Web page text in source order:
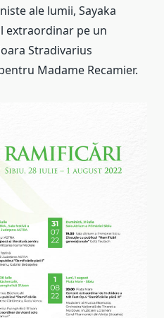
ale lumii, Sayaka
extraordinar pe un
Stradivarius
Madame Recamier.